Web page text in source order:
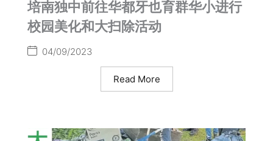
培南独中前往华都牙也育群华小进行
校园美化和大扫除活动
04/09/2023
Read More